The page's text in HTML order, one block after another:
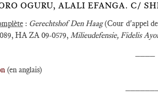
OGURU, ALALI EFANGA. C/
: Gerechtshof Den Haag(Cour d'appel
HA ZA 09-0579, Milieudefensie, Fidelis
(en anglais)